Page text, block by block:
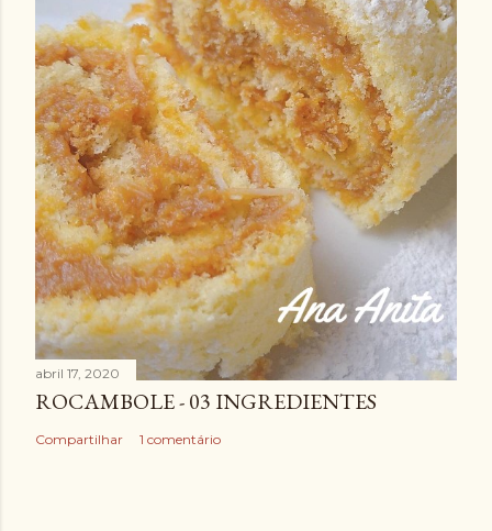
abril 17, 2020
ROCAMBOLE - 03 INGREDIENTES
Compartilhar 1 comentário